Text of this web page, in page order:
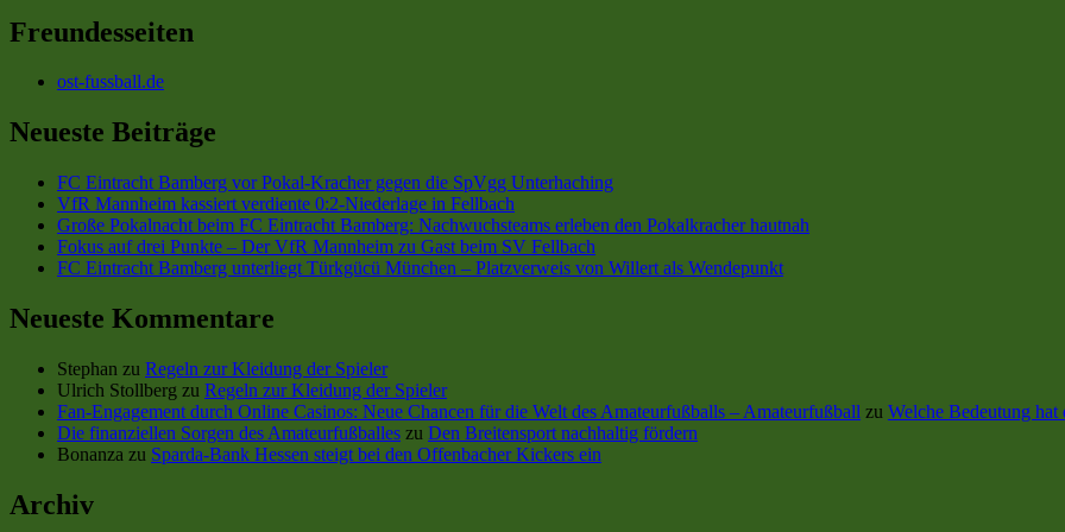
Freundesseiten
ost-fussball.de
Neueste Beiträge
FC Eintracht Bamberg vor Pokal-Kracher gegen die SpVgg Unterhaching
VfR Mannheim kassiert verdiente 0:2-Niederlage in Fellbach
Große Pokalnacht beim FC Eintracht Bamberg: Nachwuchsteams erleben den Pokalkracher hautnah
Fokus auf drei Punkte – Der VfR Mannheim zu Gast beim SV Fellbach
FC Eintracht Bamberg unterliegt Türkgücü München – Platzverweis von Willert als Wendepunkt
Neueste Kommentare
Stephan zu Regeln zur Kleidung der Spieler
Ulrich Stollberg zu Regeln zur Kleidung der Spieler
Fan-Engagement durch Online Casinos: Neue Chancen für die Welt des Amateurfußballs – Amateurfußball zu Welche Bedeutung
Die finanziellen Sorgen des Amateurfußballes zu Den Breitensport nachhaltig fördern
Bonanza zu Sparda-Bank Hessen steigt bei den Offenbacher Kickers ein
Archiv